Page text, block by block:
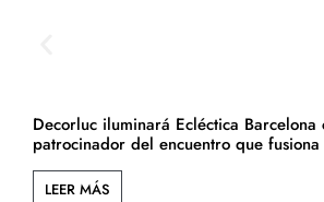
Decorluc iluminará Ecléctica Barcelona
patrocinador del encuentro que
LEER MÁS